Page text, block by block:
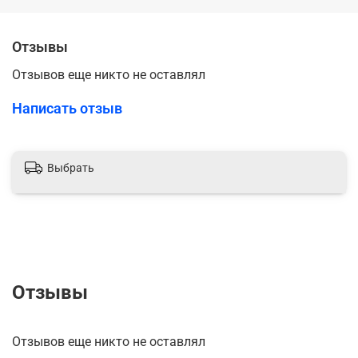
Отзывы
Отзывов еще никто не оставлял
Написать отзыв
Выбрать
Отзывы
Отзывов еще никто не оставлял